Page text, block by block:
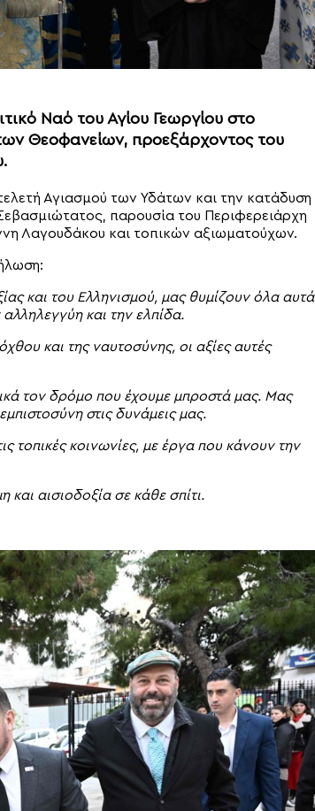
Ναό του Αγίου Γεωργίου στο
Θεοφανείων, προεξάρχοντος του
Αγιασμού των Υδάτων και την κατάδυση
παρουσία του Περιφερειάρχη
Λαγουδάκου και τοπικών αξιωματούχων.
και του Ελληνισμού, μας θυμίζουν όλα αυτά
και την ελπίδα.
και της ναυτοσύνης, οι αξίες αυτές
τον δρόμο που έχουμε μπροστά μας. Μας
στις δυνάμεις μας.
τοπικές κοινωνίες, με έργα που κάνουν την
αισιοδοξία σε κάθε σπίτι.
Εσπερινός στην Ιερά
Μονή Οσίου Θεοδοσίου